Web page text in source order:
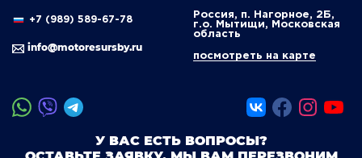
+7 (989) 589-67-78
info@motoresursby.ru
Россия, п. Нагорное, 2Б,
г.о. Мытищи, Московская
область
посмотреть на карте
У ВАС ЕСТЬ ВОПРОСЫ?